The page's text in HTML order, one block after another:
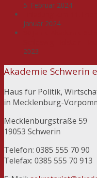
5. Februar 2024
Januar 2024
2023
Akademie Schwerin
Haus für Politik,
in Mecklenburg-
Mecklenburgstraße 59
19053 Schwerin
Telefon: 0385 555 70 90
Telefax: 0385 555 70 913